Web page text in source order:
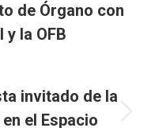
de Órgano con
la OFB
invitado de la
el Espacio